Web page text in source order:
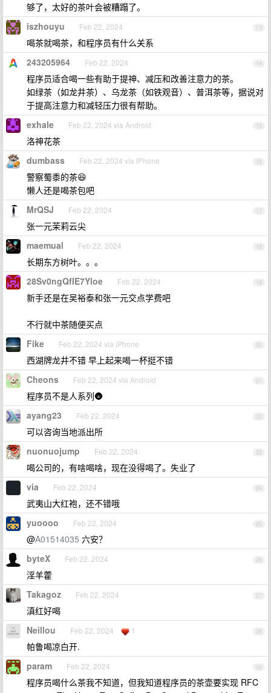
够了，太好的茶叶会被糟蹋了。
13
iszhouyu Feb 22, 2024
喝茶就喝茶，和程序员有什么关系
14
243205964 Feb 22, 2024
程序员适合喝一些有助于提神、减压和改善注意力的茶。
如绿茶（如龙井茶）、乌龙茶（如铁观音）、普洱茶等，据说对
于提高注意力和减轻压力很有帮助。
15
exhale Feb 22, 2024 via Android
洛神花茶
16
dumbass Feb 22, 2024 via iPhone
警察蜀黍的茶😆
懒人还是喝茶包吧
17
MrQSJ Feb 22, 2024
张一元茉莉云尖
18
maemual Feb 22, 2024
长期东方树叶。。。
19
28Sv0ngQfIE7Yloe Feb 22, 2024
新手还是在吴裕泰和张一元交点学费吧
不行就中茶随便买点
20
Fike Feb 22, 2024 via iPhone
西湖牌龙井不错 早上起来喝一杯挺不错
21
Cheons Feb 22, 2024 via Android
程序员不是人系列🌚
22
ayang23 Feb 22, 2024
可以咨询当地派出所
23
nuonuojump Feb 22, 2024
喝公司的，有啥喝啥，现在没得喝了。失业了
24
via Feb 22, 2024
武夷山大红袍，还不错哦
25
yuoooo Feb 22, 2024
@A01514035 六安？
26
byteX Feb 22, 2024
淫羊藿
27
Takagoz Feb 22, 2024
滇红好喝
28
Neillou Feb 22, 2024 1
帕鲁喝凉白开.
29
param Feb 22, 2024
程序员喝什么茶我不知道，但我知道程序员的茶壶要实现 RFC